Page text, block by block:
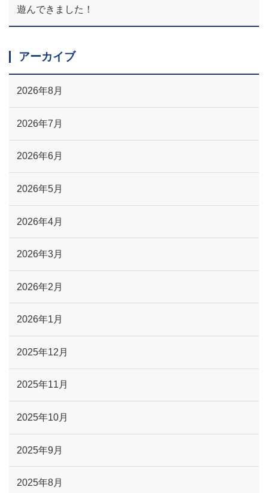
遊んできました！
アーカイブ
2026年8月
2026年7月
2026年6月
2026年5月
2026年4月
2026年3月
2026年2月
2026年1月
2025年12月
2025年11月
2025年10月
2025年9月
2025年8月